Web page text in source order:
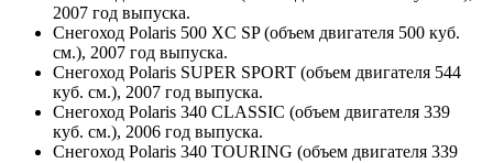
2007 год выпуска.
Снегоход Polaris 500 XC SP (объем двигателя 500 куб.
см.), 2007 год выпуска.
Снегоход Polaris SUPER SPORT (объем двигателя 544
куб. см.), 2007 год выпуска.
Снегоход Polaris 340 CLASSIC (объем двигателя 339
куб. см.), 2006 год выпуска.
Снегоход Polaris 340 TOURING (объем двигателя 339